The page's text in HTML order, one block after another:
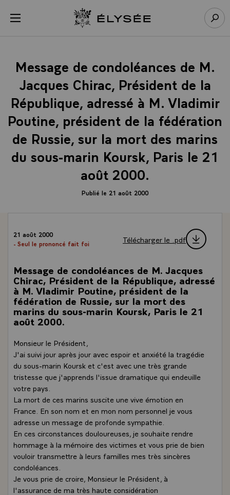
menu Retour à l’accueil Élysée
Message de condoléances de M.
Jacques Chirac, Président de la
République, adressé à M. Vladimir
Poutine, président de la fédération
de Russie, sur la mort des marins
du sous-marin Koursk, Paris le 21
août 2000.
Publié le 21 août 2000
21 août 2000
- Seul le prononcé fait foi
Télécharger le .pdf
Message de condoléances de M. Jacques
Chirac, Président de la République, adressé
à M. Vladimir Poutine, président de la
fédération de Russie, sur la mort des
marins du sous-marin Koursk, Paris le 21
août 2000.
Monsieur le Président,
J'ai suivi jour après jour avec espoir et anxiété la tragédie
du sous-marin Koursk et c'est avec une très grande
tristesse que j'apprends l'issue dramatique qui endeuille
votre pays.
La mort de ces marins suscite une vive émotion en
France. En son nom et en mon nom personnel je vous
adresse un message de profonde sympathie.
En ces circonstances douloureuses, je souhaite rendre
hommage à la mémoire des victimes et vous prie de bien
vouloir transmettre à leurs familles mes très sincères
condoléances.
Je vous prie de croire, Monsieur le Président, à
l'assurance de ma très haute considération
Panneau de gestion des cookies